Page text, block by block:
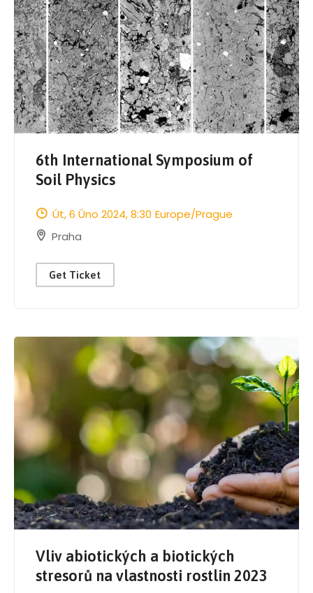
6th International Symposium of
Soil Physics
Út, 6 Úno 2024, 8:30 Europe/Prague
Praha
Get Ticket
Vliv abiotických a biotických
stresorů na vlastnosti rostlin 2023